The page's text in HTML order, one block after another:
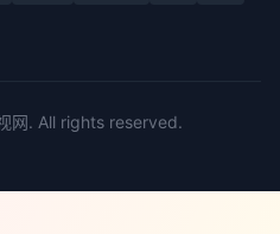
网. All rights reserved.